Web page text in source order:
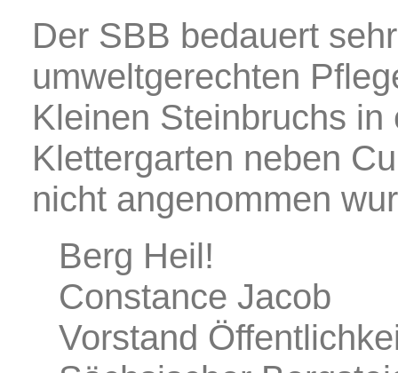
Der SBB bedauert
umweltgerechten
Kleinen Steinbruchs
Klettergarten neben
nicht angenommen
Berg Heil!
Constance Jacob
Vorstand